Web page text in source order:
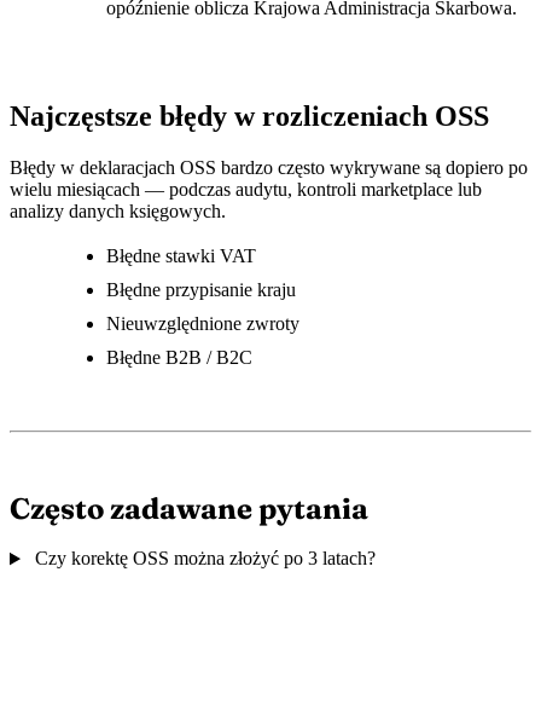
opóźnienie oblicza Krajowa Administracja Skarbowa.
Najczęstsze błędy w rozliczeniach OSS
Błędy w deklaracjach OSS bardzo często wykrywane są dopiero po
wielu miesiącach — podczas audytu, kontroli marketplace lub
analizy danych księgowych.
Błędne stawki VAT
Błędne przypisanie kraju
Nieuwzględnione zwroty
Błędne B2B / B2C
Często zadawane pytania
Czy korektę OSS można złożyć po 3 latach?